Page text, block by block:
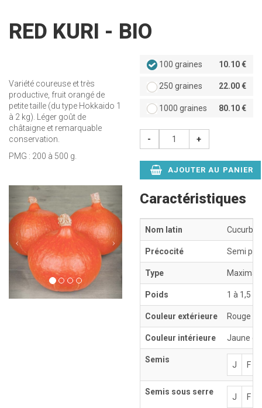
RED KURI - BIO
Variété coureuse et très
productive, fruit orangé de
petite taille (du type Hokkaido 1
à 2 kg). Léger goût de
châtaigne et remarquable
conservation.
PMG : 200 à 500 g.
Précédent Suivant
100 graines 10.10 €
250 graines 22.00 €
1000 graines 80.10 €
- +
AJOUTER AU PANIER
Caractéristiques
Nom latin
Précocité Semi
Type Maxima
Poids 1 à 1,5 kg
Couleur extérieure Rouge vif
Couleur intérieure Jaune
Semis
J F
Semis sous serre
J F